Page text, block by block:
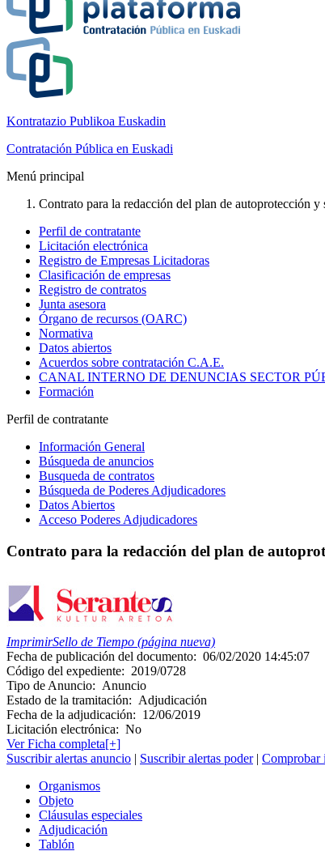
Kontratazio Publikoa Euskadin
Contratación Pública en Euskadi
Menú principal
Contrato para la redacción del plan de autoprotección
Perfil de contratante
Licitación electrónica
Registro de Empresas Licitadoras
Clasificación de empresas
Registro de contratos
Junta asesora
Órgano de recursos (OARC)
Normativa
Datos abiertos
Acuerdos sobre contratación C.A.E.
CANAL INTERNO DE DENUNCIAS SECTOR
Formación
Perfil de contratante
Información General
Búsqueda de anuncios
Busqueda de contratos
Búsqueda de Poderes Adjudicadores
Datos Abiertos
Acceso Poderes Adjudicadores
Contrato para la redacción del plan de
ImprimirSello de Tiempo (página nueva)
Fecha de publicación del documento: 06/02/2020 14:45:07
Código del expediente: 2019/0728
Tipo de Anuncio: Anuncio
Estado de la tramitación: Adjudicación
Fecha de la adjudicación: 12/06/2019
Licitación electrónica: No
Ver Ficha completa[+]
Suscribir alertas anuncio | Suscribir alertas poder| Comprobar
Organismos
Objeto
Cláusulas especiales
Adjudicación
Tablón